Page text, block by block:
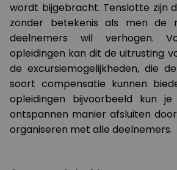
wordt bijgebracht. Tenslotte zijn
zonder betekenis als men de
deelnemers wil verhogen.
opleidingen kan dit de uitrusting
de excursiemogelijkheden, die
soort compensatie kunnen
opleidingen bijvoorbeeld kun
ontspannen manier afsluiten
organiseren met alle deelnemers.